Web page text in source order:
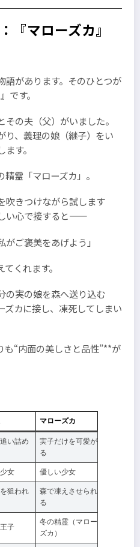
『マローズカ』
語があります。そのひとつが
』です。
の夫（父）がいました。
り、義理の娘（継子）をい
す。
霊「マローズカ」。
吹きつけながら試します
心で接すると――
がご褒美をあげよう」
くれます。
の実の娘を森へ送り込む
ズカに接し、凍死してしまい
も“内面の美しさと品性”**が
マローズカ
い詰め
実子だけを可愛が
る
女 優しい少女
狙われ
森で凍えさせられ
る
子
冬の精霊（マロー
ズカ）